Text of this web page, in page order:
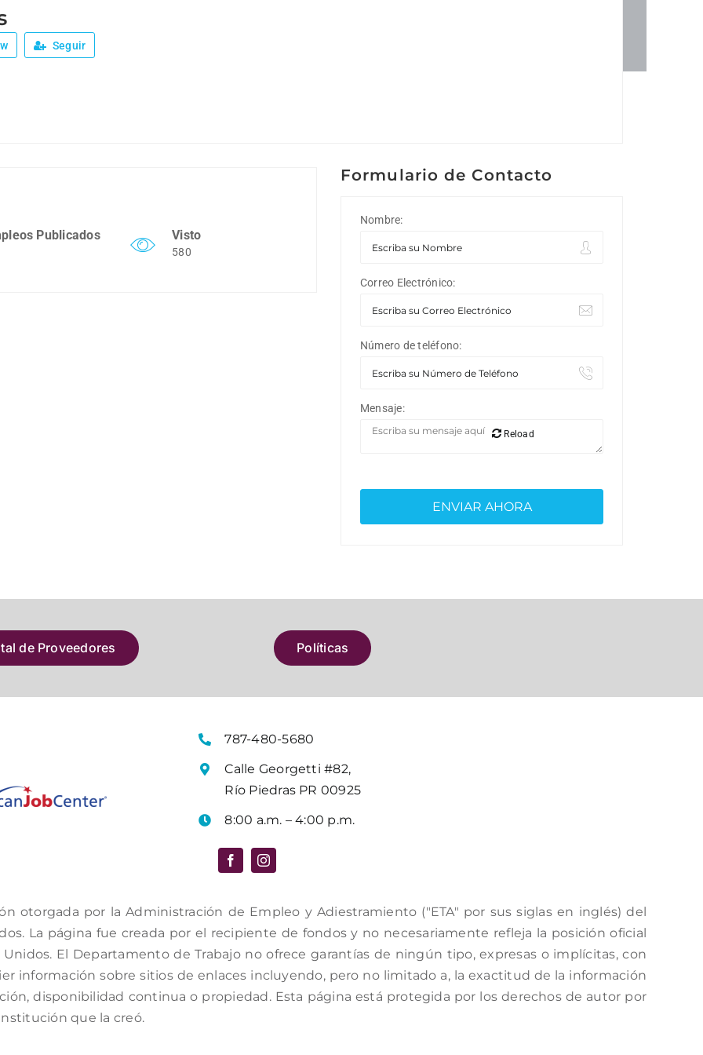
Seguir
Publicados Visto
580
Formulario de Contacto
Nombre:
Correo Electrónico:
Número de teléfono:
Mensaje:
Reload
de Proveedores Políticas
787-480-5680
Calle Georgetti #82,
Río Piedras PR 00925
8:00 a.m. – 4:00 p.m.
otorgada por la Administración de Empleo y Adiestramiento ("ETA" por sus siglas en inglés) del
La página fue creada por el recipiente de fondos y no necesariamente refleja la posición oficial
El Departamento de Trabajo no ofrece garantías de ningún tipo, expresas o implícitas, con
información sobre sitios de enlaces incluyendo, pero no limitado a, la exactitud de la información
disponibilidad continua o propiedad. Esta página está protegida por los derechos de autor por
que la creó.